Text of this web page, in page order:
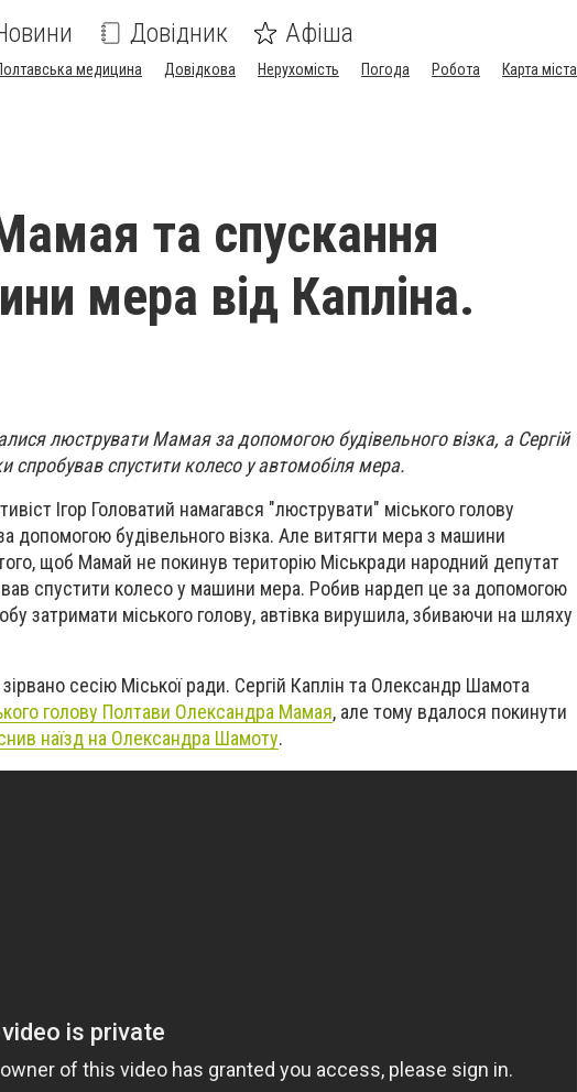
Довідник Афіша
медицина Довідкова Нерухомість Погода Робота
Карта міста
та спускання
мера від Капліна.
люструвати Мамая за допомогою будівельного візка, а Сергій
спробував спустити колесо у автомобіля мера.
Ігор Головатий намагався "люструвати" міського голову
допомогою будівельного візка. Але витягти мера з машини
щоб Мамай не покинув територію Міськради народний депутат
спустити колесо у машини мера. Робив нардеп це за допомогою
затримати міського голову, автівка вирушила, збиваючи на шляху
сесію Міської ради. Сергій Каплін та Олександр Шамота
голову Полтави Олександра Мамая, але тому вдалося покинути
наїзд на Олександра Шамоту.